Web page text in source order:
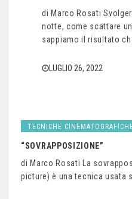
di Marco Rosati
notte, come scattare
sappiamo il risultato
LUGLIO 26, 2022
TECNICHE
“SOVRAPPOSIZIONE”
di Marco Rosati La
picture) è una tecnica usata